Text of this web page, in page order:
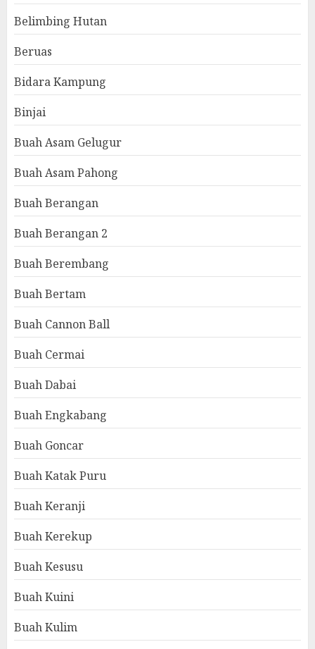
Belimbing Hutan
Beruas
Bidara Kampung
Binjai
Buah Asam Gelugur
Buah Asam Pahong
Buah Berangan
Buah Berangan 2
Buah Berembang
Buah Bertam
Buah Cannon Ball
Buah Cermai
Buah Dabai
Buah Engkabang
Buah Goncar
Buah Katak Puru
Buah Keranji
Buah Kerekup
Buah Kesusu
Buah Kuini
Buah Kulim